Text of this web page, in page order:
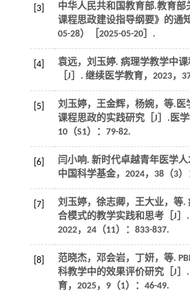
[3]
中华人民共和国教育部.教育部
课程思政建设指导纲要》的通
05-28）［2025-05-20］.
[4]
袁远，刘玉婷. 病理学教学中
［J］. 继续医学教育， 2023，
[5] 刘玉婷，王金辉，杨婉， 等.医
课程思政的实践研究［J］. 医
10（S1）：79-82.
[6]
闫小响. 新时代卓越青年医学
中国科学基金， 2024， 38（3）
[7] 刘玉婷，徐志卿，王大业， 等.
合模式的教学实践和思考［J］.
2022， 24（11）：833-837.
[8] 范晓杰，邓会岩，丁妍， 等.
科教学中的效果评价研究［J］.
育， 2025， 9（1）：46-49.